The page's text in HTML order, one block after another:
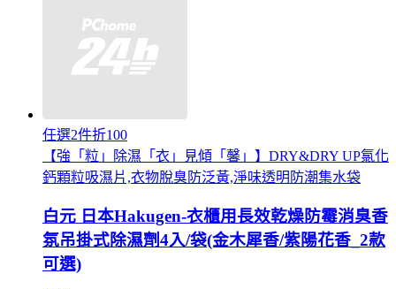
任選2件折100
【強「粒」除濕「衣」見傾「馨」】DRY&DRY UP氯化
鈣顆粒吸濕片,衣物脫臭防泛黃,淨味透明防潮集水袋
白元 日本Hakugen-衣櫃用長效乾燥防霉消臭香
氛吊掛式除濕劑4入/袋(金木犀香/紫陽花香_2款
可選)